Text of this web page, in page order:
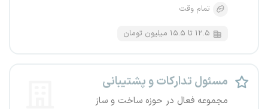
تمام وقت
۱۲.۵ تا ۱۵.۵ میلیون تومان
مسئول تدارکات و پشتیبانی
مجموعه فعال در حوزه ساخت و ساز